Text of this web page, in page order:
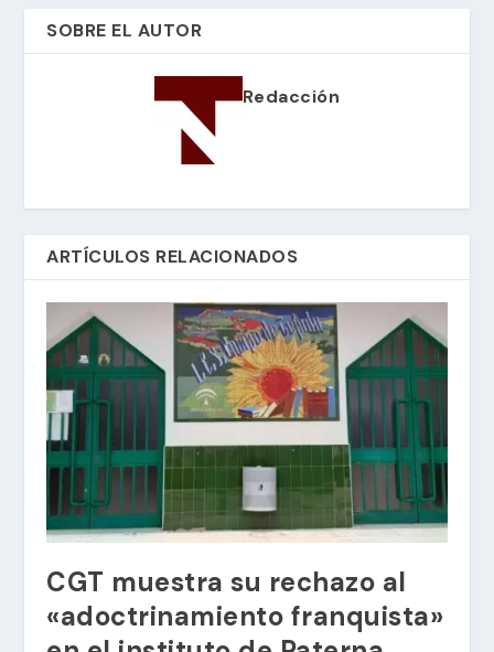
SOBRE EL AUTOR
Redacción
ARTÍCULOS RELACIONADOS
CGT muestra su rechazo al
«adoctrinamiento franquista»